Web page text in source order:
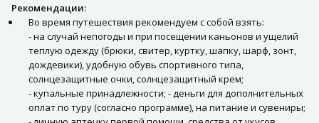
Рекомендации:
Во время путешествия рекомендуем с собой взять:
- на случай непогоды и при посещении каньонов и ущелий
теплую одежду (брюки, свитер, куртку, шапку, шарф, зонт,
дождевики), удобную обувь спортивного типа,
солнцезащитные очки, солнцезащитный крем;
- купальные принадлежности; - деньги для дополнительных
оплат по туру (согласно программе), на питание и сувениры;